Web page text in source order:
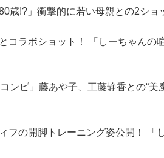
歳!?」衝撃的に若い母親との2ショ
コラボショット！ 「しーちゃんの
ンビ」藤あや子、工藤静香との“
フの開脚トレーニング姿公開！ 「